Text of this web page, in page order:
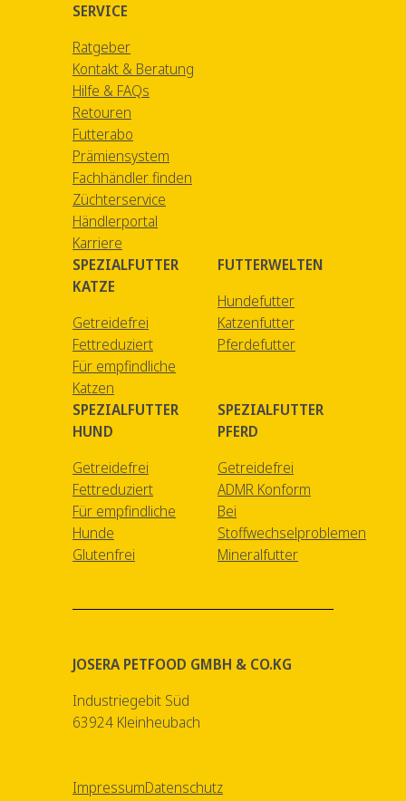
SERVICE
Ratgeber
Kontakt & Beratung
Hilfe & FAQs
Retouren
Futterabo
Prämiensystem
Fachhändler finden
Züchterservice
Händlerportal
Karriere
SPEZIALFUTTER
KATZE
Getreidefrei
Fettreduziert
Für empfindliche
Katzen
FUTTERWELTEN
Hundefutter
Katzenfutter
Pferdefutter
SPEZIALFUTTER
HUND
Getreidefrei
Fettreduziert
Für empfindliche
Hunde
Glutenfrei
SPEZIALFUTTER
PFERD
Getreidefrei
ADMR Konform
Bei
Stoffwechselproblemen
Mineralfutter
JOSERA PETFOOD GMBH & CO.KG
Industriegebit Süd
63924 Kleinheubach
ImpressumDatenschutz